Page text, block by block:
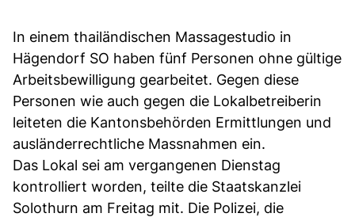
In einem thailändischen Massagestudio in
Hägendorf SO haben fünf Personen ohne gültige
Arbeitsbewilligung gearbeitet. Gegen diese
Personen wie auch gegen die Lokalbetreiberin
leiteten die Kantonsbehörden Ermittlungen und
ausländerrechtliche Massnahmen ein.
Das Lokal sei am vergangenen Dienstag
kontrolliert worden, teilte die Staatskanzlei
Solothurn am Freitag mit. Die Polizei, die